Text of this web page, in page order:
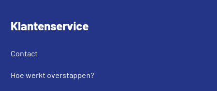
Klantenservice
Contact
Hoe werkt overstappen?